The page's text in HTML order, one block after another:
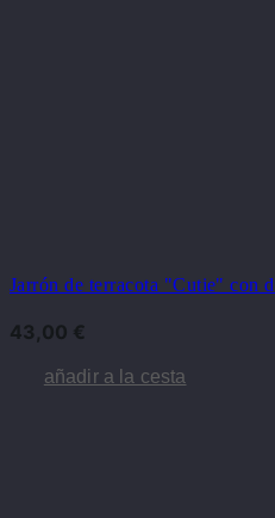
Jarrón de terracota "Cutie" con
43,00 €
añadir a la cesta